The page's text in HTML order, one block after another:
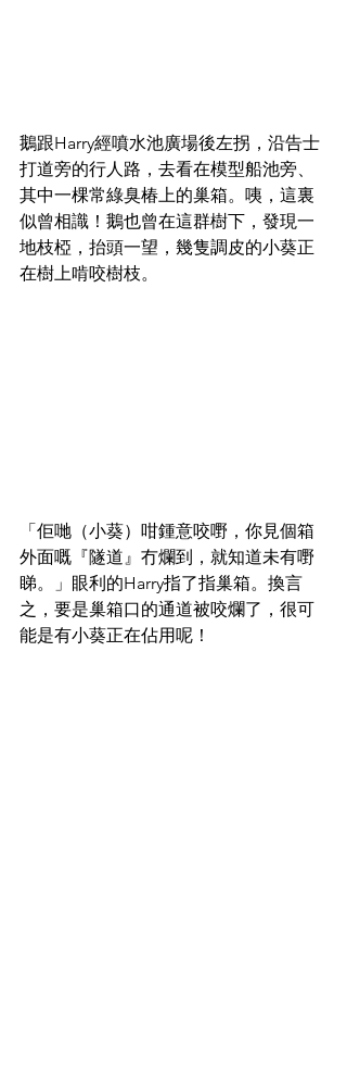
鵝跟Harry經噴水池廣場後左拐，沿告士
打道旁的行人路，去看在模型船池旁、
其中一棵常綠臭椿上的巢箱。咦，這裏
似曾相識！鵝也曾在這群樹下，發現一
地枝椏，抬頭一望，幾隻調皮的小葵正
在樹上啃咬樹枝。
「佢哋（小葵）咁鍾意咬嘢，你見個箱
外面嘅『隧道』冇爛到，就知道未有嘢
睇。」眼利的Harry指了指巢箱。換言
之，要是巢箱口的通道被咬爛了，很可
能是有小葵正在佔用呢！